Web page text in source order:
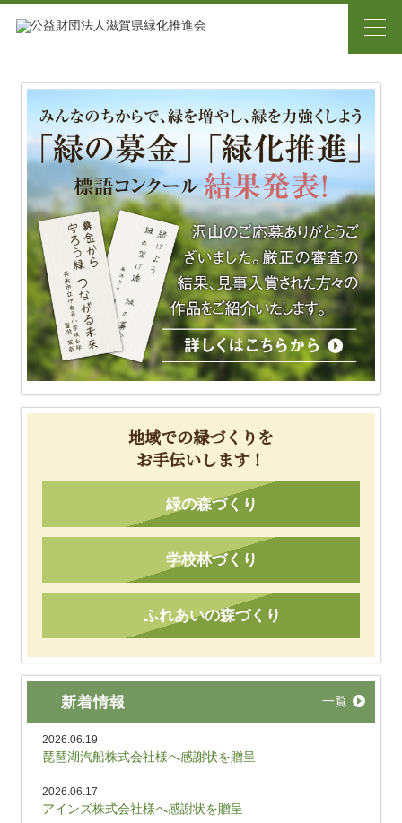
地域での緑づくりを
お手伝いします！
緑の森づくり
学校林づくり
ふれあいの森づくり
新着情報 一覧
2026.06.19
琵琶湖汽船株式会社様へ感謝状を贈呈
2026.06.17
アインズ株式会社様へ感謝状を贈呈